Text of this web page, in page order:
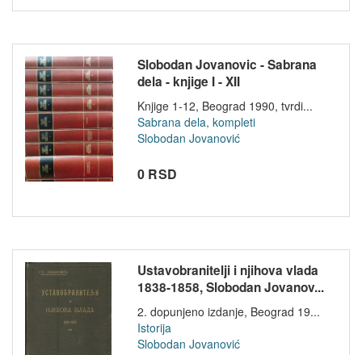
Slobodan Jovanovic - Sabrana
dela - knjige I - XII
Knjige 1-12, Beograd 1990, tvrdi...
Sabrana dela, kompleti
Slobodan Jovanović
0 RSD
Ustavobranitelji i njihova vlada
1838-1858, Slobodan Jovanov...
2. dopunjeno izdanje, Beograd 19...
Istorija
Slobodan Jovanović